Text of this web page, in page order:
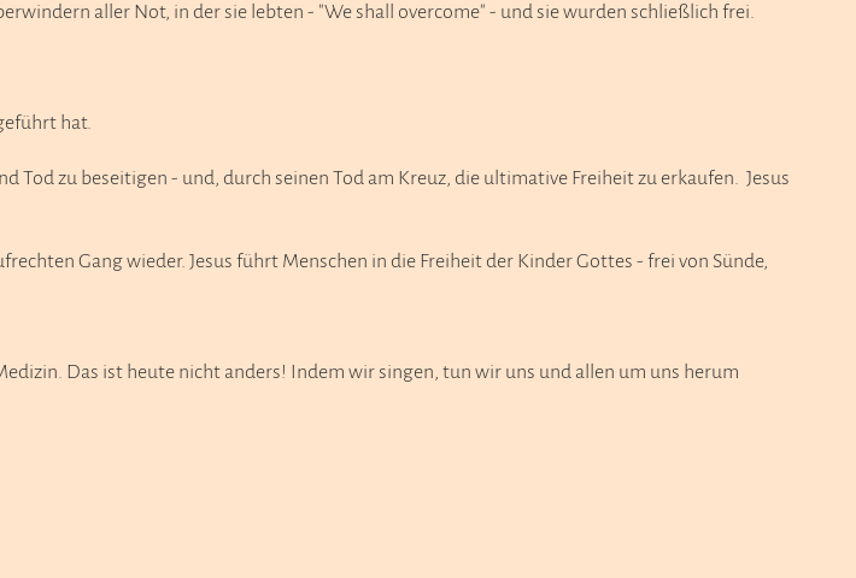
aller Not, in der sie lebten - "We shall overcome" - und sie wurden schließlich frei.
hat.
Tod zu beseitigen - und, durch seinen Tod am Kreuz, die ultimative Freiheit zu erkaufen. Jesus
Gang wieder. Jesus führt Menschen in die Freiheit der Kinder Gottes - frei von Sünde,
Das ist heute nicht anders! Indem wir singen, tun wir uns und allen um uns herum